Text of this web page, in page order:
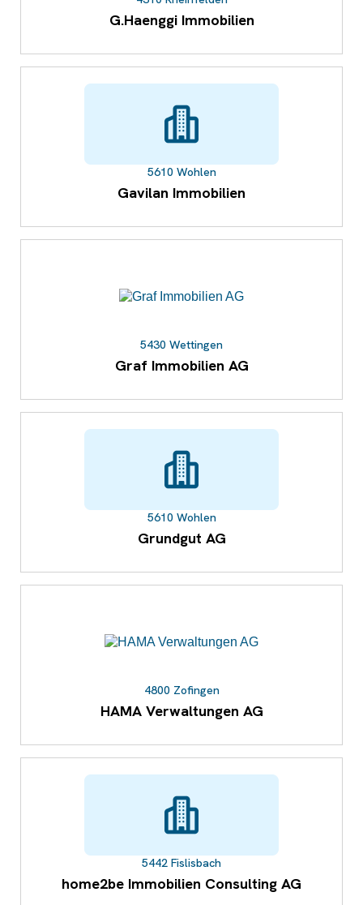
G.Haenggi Immobilien
5610 Wohlen
Gavilan Immobilien
5430 Wettingen
Graf Immobilien AG
5610 Wohlen
Grundgut AG
4800 Zofingen
HAMA Verwaltungen AG
5442 Fislisbach
home2be Immobilien Consulting AG